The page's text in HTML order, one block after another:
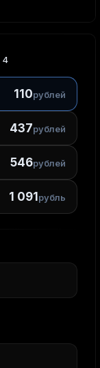
110рублей
437рублей
546рублей
1 091 рубль